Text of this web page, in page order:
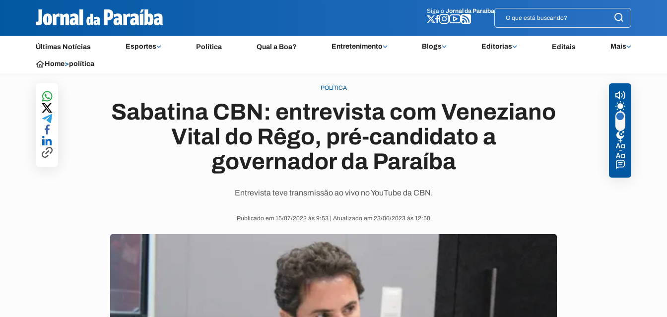
Siga o Jornal da Paraíba
Últimas Notícias Esportes Política Qual a Boa? Entretenimento Blogs Editorias Editais Mais
Siga o Jornal da Paraíba
Home>política
POLÍTICA
Sabatina CBN: entrevista com Veneziano
Vital do Rêgo, pré-candidato a
governador da Paraíba
Entrevista teve transmissão ao vivo no YouTube da CBN.
Publicado em 15/07/2022 às 9:53 | Atualizado em 23/06/2023 às 12:50